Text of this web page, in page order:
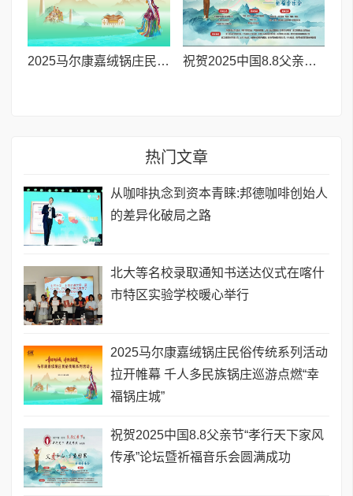
2025马尔康嘉绒锅庄民俗传统系列活动拉开帷幕 千人多民族锅庄巡游点燃“幸福锅庄城” 祝贺2025中国8.8父亲节“孝行天下家风传承”论坛暨祈福音乐会圆满成功
热门文章
从咖啡执念到资本青睐:邦德咖啡创始人
的差异化破局之路
北大等名校录取通知书送达仪式在喀什
市特区实验学校暖心举行
2025马尔康嘉绒锅庄民俗传统系列活动
拉开帷幕 千人多民族锅庄巡游点燃“幸
福锅庄城”
祝贺2025中国8.8父亲节“孝行天下家风
传承”论坛暨祈福音乐会圆满成功